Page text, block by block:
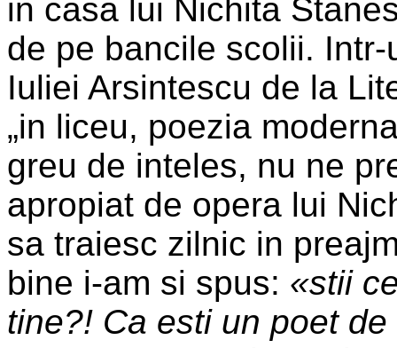
in casa lui Nichita
de pe bancile scolii.
Iuliei Arsintescu de la
„in liceu, poezia
greu de inteles, nu ne
apropiat de opera lui
sa traiesc zilnic in
bine i-am si spus: «stii
tine?! Ca esti un poet